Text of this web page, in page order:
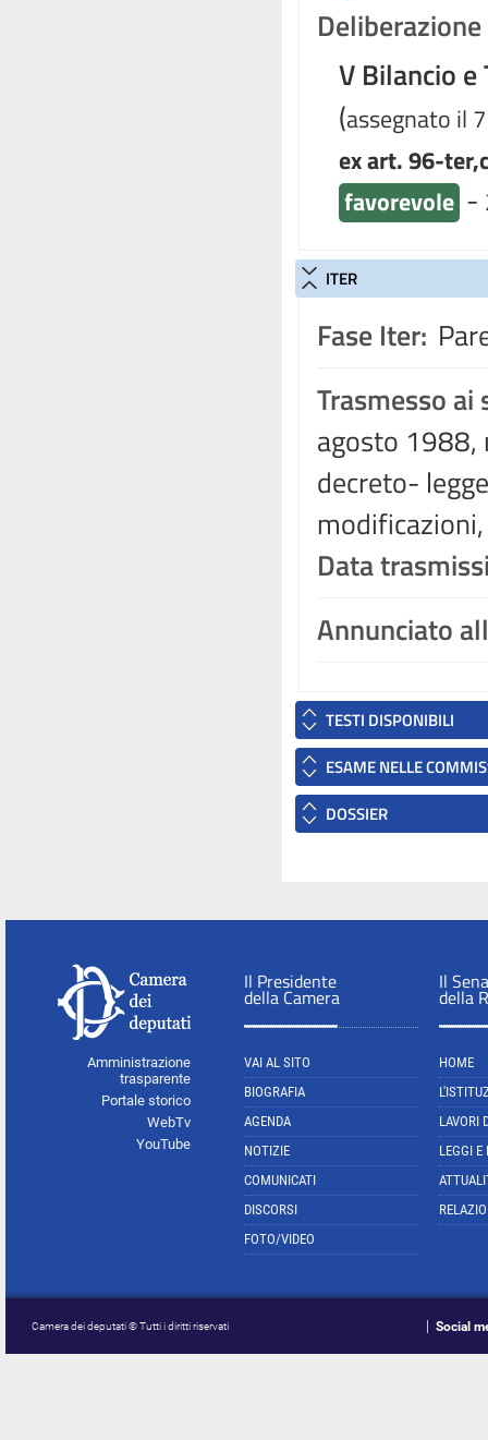
V Bilancio e
(assegnato il
ex art. 96-
favorevole -
ITER
Fase Iter:
Trasmesso ai
agosto 1988,
decreto-
Data
Annunciato
TESTI DISPONIBILI
ESAME NELLE
DOSSIER
Amministrazione
trasparente
Portale storico
WebTv
YouTube
Il Presidente
della Camera
VAI AL SITO
BIOGRAFIA
AGENDA
NOTIZIE
COMUNICATI
DISCORSI
FOTO/VIDEO
Il
della
HOME
LAVORI
LEGGI E
Camera dei deputati © Tutti i diritti riservati Social